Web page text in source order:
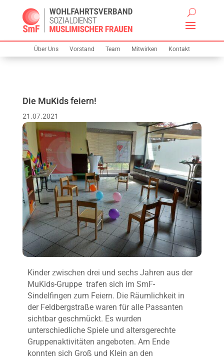
Über Uns Vorstand Team Mitwirken Kontakt
Die MuKids feiern!
21.07.2021
Kinder zwischen drei und sechs Jahren aus der
MuKids-Gruppe trafen sich im SmF-
Sindelfingen zum Feiern. Die Räumlichkeit in
der Feldbergstraße waren für alle Passanten
sichtbar geschmückt. Es wurden
unterschiedliche Spiele und altersgerechte
Gruppenaktivitäten angeboten. Am Ende
konnten sich Groß und Klein an den